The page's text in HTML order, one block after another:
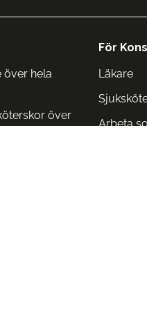
över hela
över
För
Läkare
Arbeta